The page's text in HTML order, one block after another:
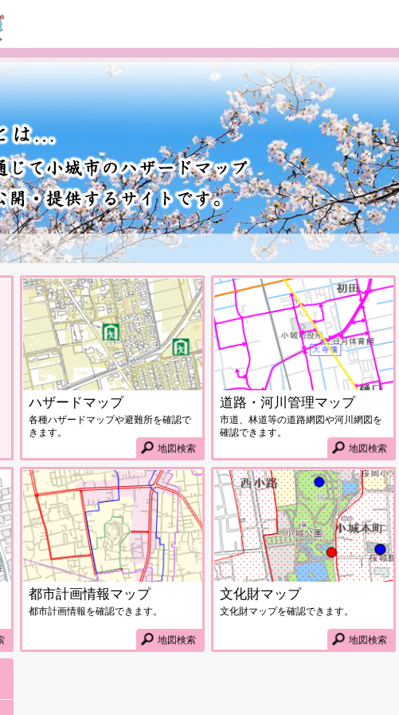
ハザードマップ
各種ハザードマップや避難所を確認で
きます。
ハザードマップ画面
地図検索
道路・河川管理マップ
市道、林道等の道路網図や河川網図を
確認できます。
地図検索
公共施設マップ画面
都市計画情報マップ
都市計画情報を確認できます。
都市計画情報マップ画面
地図検索
文化財マップ
文化財マップを確認できます。
地図検索